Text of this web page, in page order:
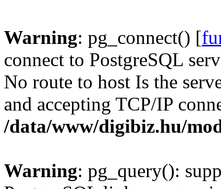
Warning: pg_connect() [
connect to PostgreSQL
No route to host Is the
and accepting TCP/IP
/data/www/digibiz.hu/
Warning: pg_query():